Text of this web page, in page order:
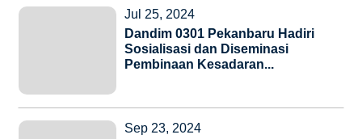
Jul 25, 2024
Dandim 0301 Pekanbaru Hadiri
Sosialisasi dan Diseminasi
Pembinaan Kesadaran...
Sep 23, 2024